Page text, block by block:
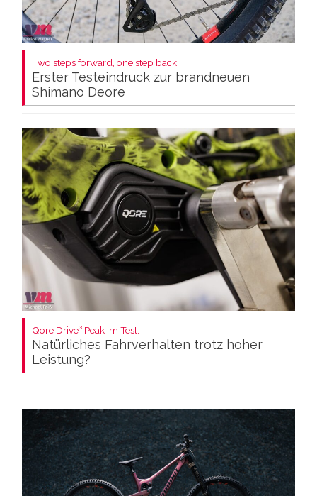
Two steps forward, one step back:
Erster Testeindruck zur brandneuen
Shimano Deore
Qore Drive³ Peak im Test:
Natürliches Fahrverhalten trotz hoher
Leistung?